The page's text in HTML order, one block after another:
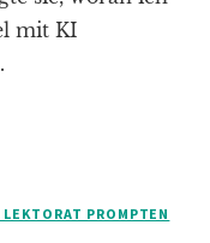
mit KI
PROMPTEN